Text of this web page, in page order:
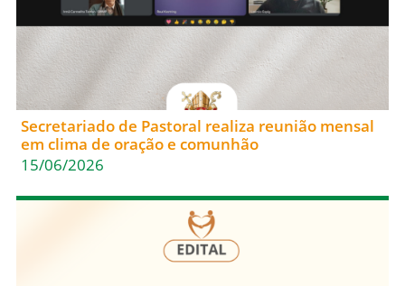
Secretariado de Pastoral realiza reunião mensal
em clima de oração e comunhão
15/06/2026